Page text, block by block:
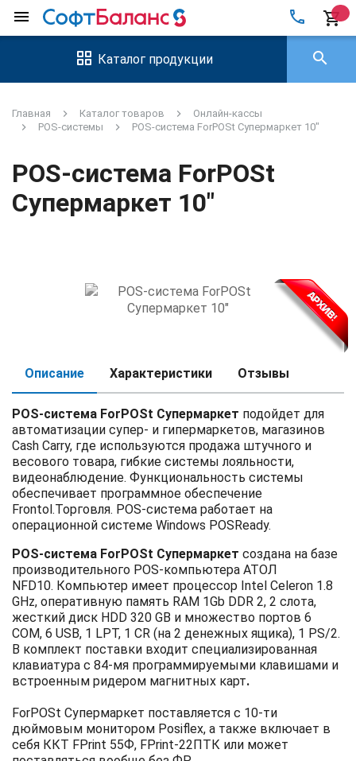
menu local_phone shopping_cart
Каталог продукции search
Главная Каталог товаров
Онлайн-кассы
POS-системы
POS-система ForPOSt Супермаркет 10"
POS-система ForPOSt
Супермаркет 10"
Описание Характеристики Отзывы
POS-система ForPOSt Супермаркет подойдет для
автоматизации супер- и гипермаркетов, магазинов
Cash Carry, где используются продажа штучного и
весового товара, гибкие системы лояльности,
видеонаблюдение. Функциональность системы
обеспечивает программное обеспечение
Frontol.Торговля. POS-система работает на
операционной системе Windows POSReady.
POS-система ForPOSt Супермаркет создана на базе
производительного POS-компьютера АТОЛ
NFD10. Компьютер имеет процессор Intel Celeron 1.8
GHz, оперативную память RAM 1Gb DDR 2, 2 слота,
жесткий диск HDD 320 GB и множество портов 6
COM, 6 USB, 1 LPT, 1 CR (на 2 денежных ящика), 1 PS/2.
В комплект поставки входит специализированная
клавиатура с 84-мя программируемыми клавишами и
встроенным ридером магнитных карт.
ForPOSt Супермаркет поставляется с 10-ти
дюймовым монитором Posiflex, а также включает в
себя ККТ FPrint 55Ф, FPrint-22ПТК или может